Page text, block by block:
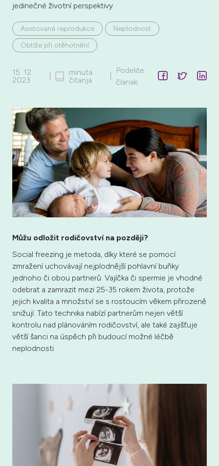
jedinečné životní perspektivy.
Asistovaná reprodukce
Neplodnost
Obtíže při otěhotnění
15. 12.
2023
minuta
čitanja
Podelite
članak:
Můžu odložit rodičovství na později?
Social freezing je metoda, díky které se pomocí
zmražení uchovávají nejplodnější pohlavní buňky
jednoho či obou partnerů. Vajíčka či spermie je vhodné
odebrat a zamrazit mezi 25-35 rokem života, protože
jejich kvalita a množství se s rostoucím věkem přirozeně
snižují. Tato technika nabízí partnerům nejen větší
kontrolu nad plánováním rodičovství, ale také zajišťuje
větší šanci na úspěch při budoucí možné léčbě
neplodnosti.